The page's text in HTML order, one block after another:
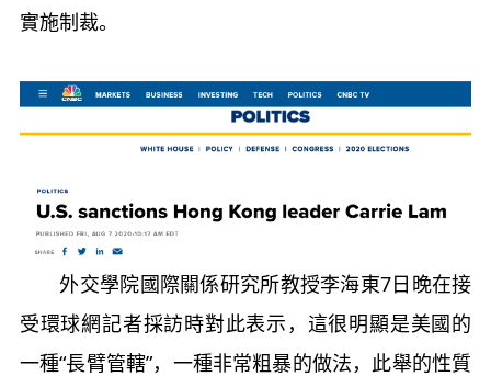
實施制裁。
外交學院國際關係研究所教授李海東7日晚在接
受環球網記者採訪時對此表示，這很明顯是美國的
一種“長臂管轄”，一種非常粗暴的做法，此舉的性質